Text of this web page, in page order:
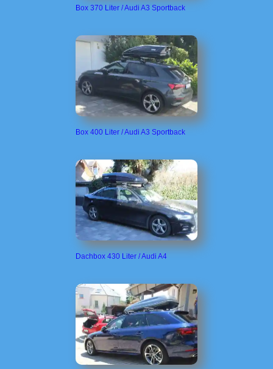
Box 370 Liter / Audi A3 Sportback
Box 400 Liter / Audi A3 Sportback
Dachbox 430 Liter / Audi A4